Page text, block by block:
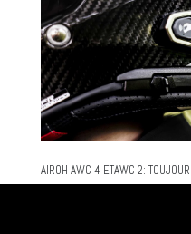
AIROH AWC 4 ETAWC 2: